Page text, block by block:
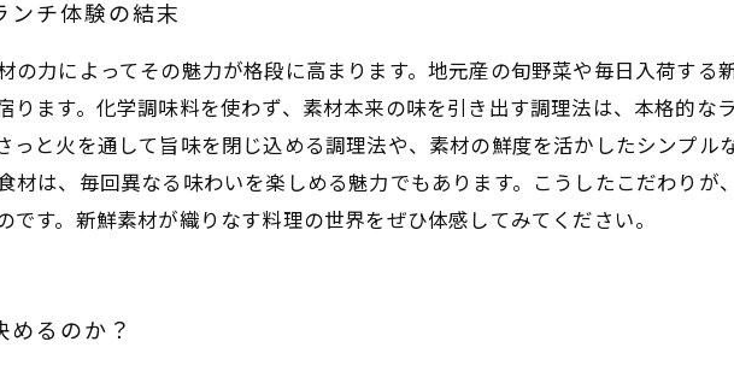
ンチ体験の結末
の力によってその魅力が格段に高まります。地元産の旬野菜や毎日入荷する
ります。化学調味料を使わず、素材本来の味を引き出す調理法は、本格的な
っと火を通して旨味を閉じ込める調理法や、素材の鮮度を活かしたシンプル
材は、毎回異なる味わいを楽しめる魅力でもあります。こうしたこだわりが
す。新鮮素材が織りなす料理の世界をぜひ体感してみてください。
るのか？